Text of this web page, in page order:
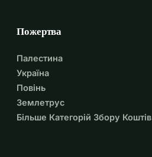
Пожертва
Палестина
Україна
Повінь
Землетрус
Більше Категорій Збору Коштів